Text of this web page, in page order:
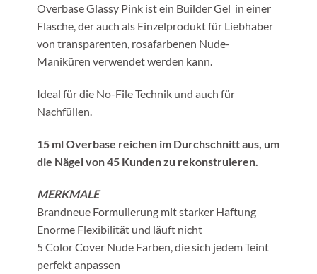
Overbase Glassy Pink ist ein Builder Gel in einer
Flasche, der auch als Einzelprodukt für Liebhaber
von transparenten, rosafarbenen Nude-
Maniküren verwendet werden kann.
Ideal für die No-File Technik und auch für
Nachfüllen.
15 ml Overbase reichen im Durchschnitt aus, um
die Nägel von 45 Kunden zu rekonstruieren.
MERKMALE
Brandneue Formulierung mit starker Haftung
Enorme Flexibilität und läuft nicht
5 Color Cover Nude Farben, die sich jedem Teint
perfekt anpassen